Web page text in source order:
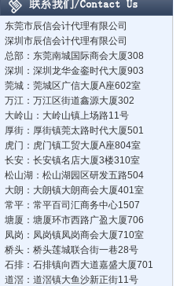
东莞市辰信会计代理有限公司
深圳市辰信会计代理有限公司
总部：东莞南城国际商会大厦308
深圳：深圳龙华金銮时代大厦903
莞城：莞城区广信大厦A座602室
万江：万江区街道鑫源大厦302
大岭山：大岭山镇上场路11号
厚街：厚街镇莞太路时代大厦501
虎门：虎门镇工贸大厦A座804室
长安：长安镇名店大厦3楼310室
松山湖：松山湖园区研发五路504
大朗：大朗镇大朗商会大厦401室
常平：常平百司汇商务中心1507
塘厦：塘厦环市西路广盈大厦706
凤岗：凤岗镇凤岗商会大厦710室
桥头：桥头莲城联合街一巷28号
石排：石排镇向西大道嘉盛大厦701
道滘：道滘镇大鱼沙新正街11号